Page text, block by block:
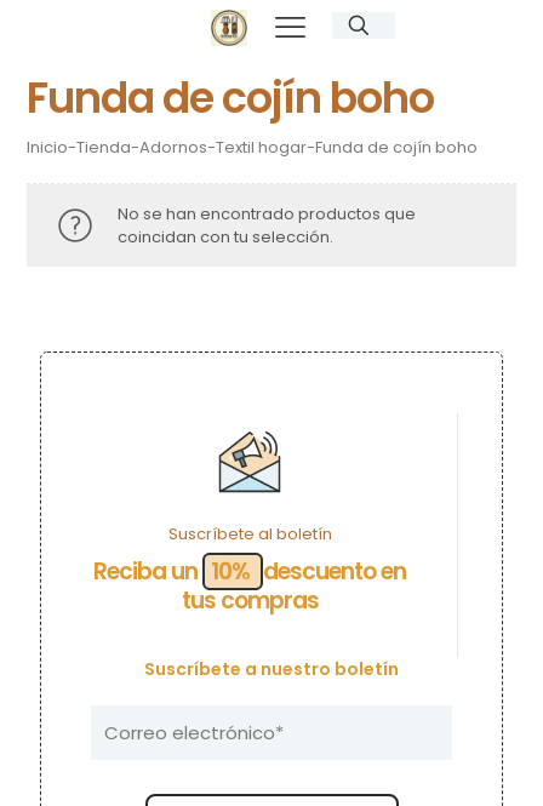
Funda de cojín boho
Inicio-Tienda-Adornos-Textil hogar-Funda de cojín boho
No se han encontrado productos que
coincidan con tu selección.
Reciba un 10% descuento en
tus compras
Suscríbete al boletín
Suscríbete a nuestro boletín